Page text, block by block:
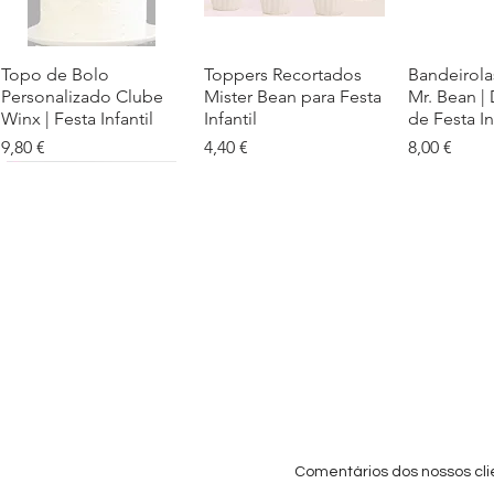
Visualização rápida
Topo de Bolo
Personalizado Clube
Winx | Festa Infantil
Preço
9,80 €
Visualização rápida
Toppers Recortados
Mister Bean para Festa
Infantil
Preço
4,40 €
Mr. Bean |
de Festa
Preço
8,00 €
Preço
4,40 €
Comentários dos nossos